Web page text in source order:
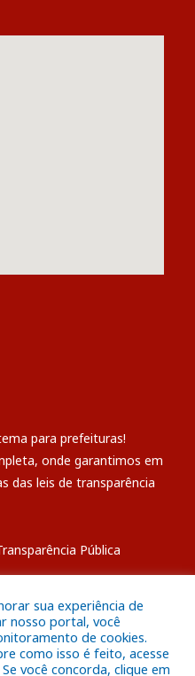
para prefeituras!
onde garantimos em
das leis de transparência
Pública
Municipal de Breves
sua experiência de
nosso portal, você
de cookies.
como isso é feito, acesse
Se você concorda, clique em